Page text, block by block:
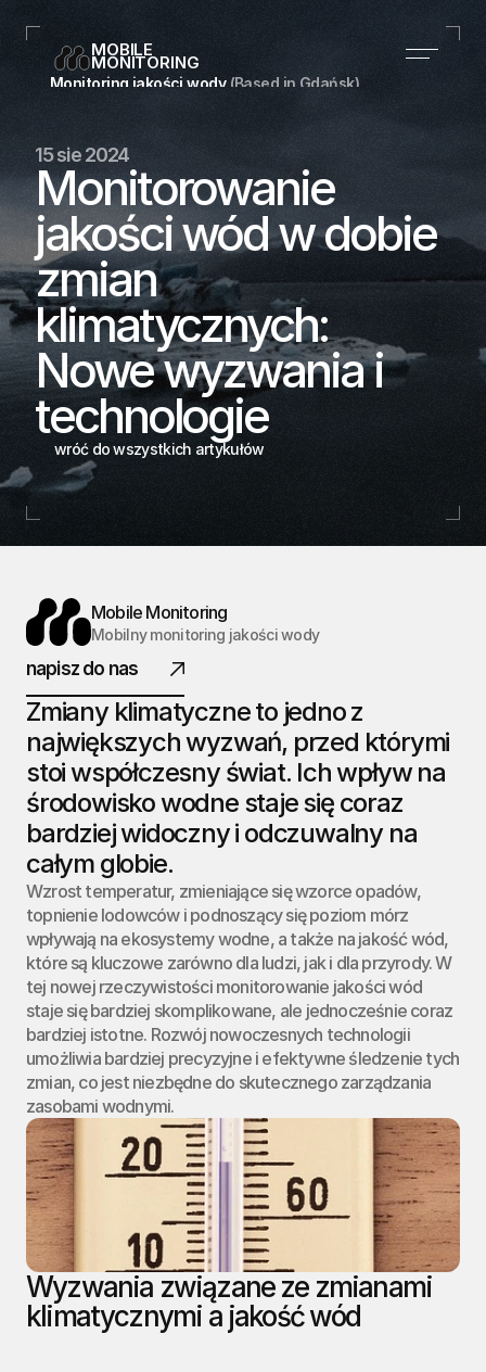
MOBILE
MONITORING
Monitoring jakości wody (Based in Gdańsk)
Linkedin
Home
Produkty
Blog
O nas
Case studies
Kontakt
2025@ designed by instant_szela
15 sie 2024
Monitorowanie
jakości wód w dobie
zmian
klimatycznych:
Nowe wyzwania i
technologie
wróć do wszystkich artykułów
Mobile Monitoring
Mobilny monitoring jakości wody
napisz do nas
Zmiany klimatyczne to jedno z
największych wyzwań, przed którymi
stoi współczesny świat. Ich wpływ na
środowisko wodne staje się coraz
bardziej widoczny i odczuwalny na
całym globie.
Wzrost temperatur, zmieniające się wzorce opadów,
topnienie lodowców i podnoszący się poziom mórz
wpływają na ekosystemy wodne, a także na jakość wód,
które są kluczowe zarówno dla ludzi, jak i dla przyrody. W
tej nowej rzeczywistości monitorowanie jakości wód
staje się bardziej skomplikowane, ale jednocześnie coraz
bardziej istotne. Rozwój nowoczesnych technologii
umożliwia bardziej precyzyjne i efektywne śledzenie tych
zmian, co jest niezbędne do skutecznego zarządzania
zasobami wodnymi.
Wyzwania związane ze zmianami
klimatycznymi a jakość wód